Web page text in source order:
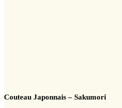
Couteau Japonnais – Sakumori